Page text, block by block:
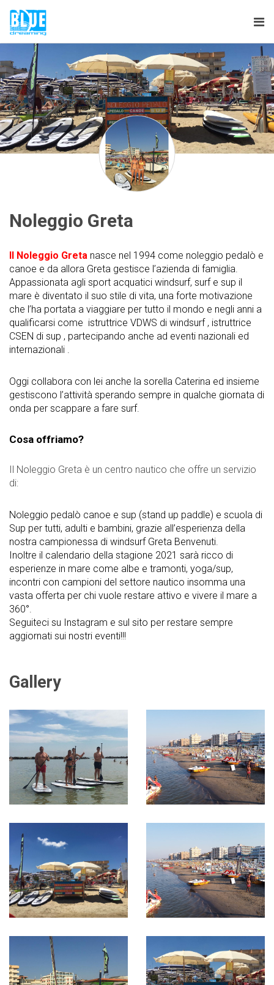
Noleggio Greta
Il Noleggio Greta nasce nel 1994 come noleggio pedalò e
canoe e da allora Greta gestisce l’azienda di famiglia.
Appassionata agli sport acquatici windsurf, surf e sup il
mare è diventato il suo stile di vita, una forte motivazione
che l’ha portata a viaggiare per tutto il mondo e negli anni a
qualificarsi come istruttrice VDWS di windsurf , istruttrice
CSEN di sup , partecipando anche ad eventi nazionali ed
internazionali .
Oggi collabora con lei anche la sorella Caterina ed insieme
gestiscono l’attività sperando sempre in qualche giornata di
onda per scappare a fare surf.
Cosa offriamo?
Il Noleggio Greta è un centro nautico che offre un servizio
di:
Noleggio pedalò canoe e sup (stand up paddle) e scuola di
Sup per tutti, adulti e bambini, grazie all’esperienza della
nostra campionessa di windsurf Greta Benvenuti.
Inoltre il calendario della stagione 2021 sarà ricco di
esperienze in mare come albe e tramonti, yoga/sup,
incontri con campioni del settore nautico insomma una
vasta offerta per chi vuole restare attivo e vivere il mare a
360°.
Seguiteci su Instagram e sul sito per restare sempre
aggiornati sui nostri eventi!!!
Gallery